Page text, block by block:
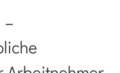
–